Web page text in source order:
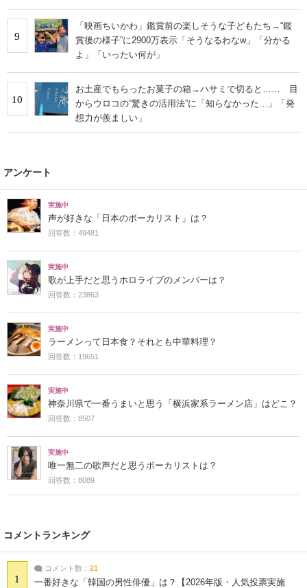
9
「映画ちいかわ」鑑賞前の楽しそうな子どもたち→“鑑
賞後の様子”に2900万表示「そうなるわなw」「分かる
よ」「いったい何が」
10
お土産でもらったお菓子の箱→ハサミで切ると…… 目
からウロコの“驚きの活用法”に「知らなかった…」「発
想力が羨ましい」
アンケート
実施中
声が好きな「日本のボーカリスト」は？
回答数：49481
実施中
歌が上手だと思うホロライブのメンバーは？
回答数：23863
実施中
ラーメンって日本食？それとも中華料理？
回答数：19651
実施中
神奈川県で一番うまいと思う「横浜家系ラーメン店」はどこ？
回答数：8507
実施中
唯一無二の歌声だと思うボーカリストは？
回答数：8089
コメントランキング
1
コメント数： 21
一番好きな「韓国の男性俳優」は？【2026年版・人気投票実施